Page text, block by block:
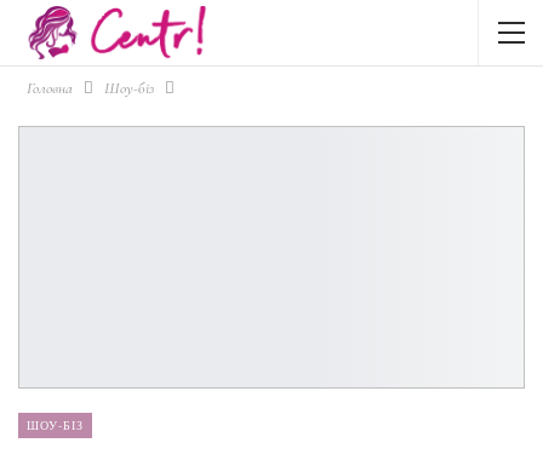
Головна Шоу-біз
ШОУ-БІЗ